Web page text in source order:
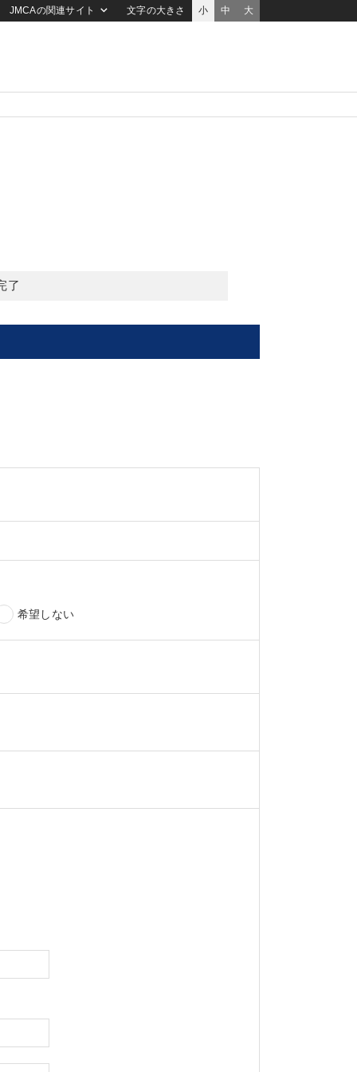
JMCAの関連サイト 文字の大きさ 小 中 大
了
希望しない